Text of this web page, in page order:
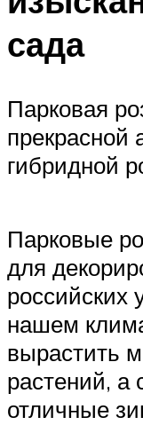
сада
Парковая
прекрасной
гибридной
Парковые
для
российских
нашем
вырастить
растений, а
отличные